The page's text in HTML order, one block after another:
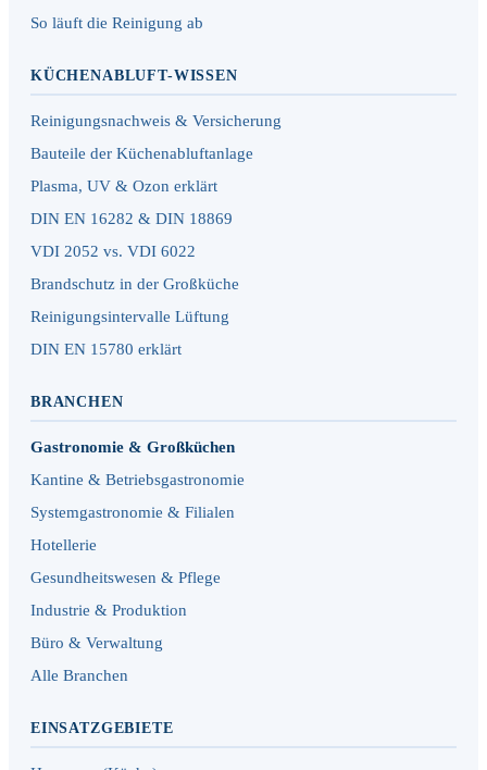
So läuft die Reinigung ab
KÜCHENABLUFT-WISSEN
Reinigungsnachweis & Versicherung
Bauteile der Küchenabluftanlage
Plasma, UV & Ozon erklärt
DIN EN 16282 & DIN 18869
VDI 2052 vs. VDI 6022
Brandschutz in der Großküche
Reinigungsintervalle Lüftung
DIN EN 15780 erklärt
BRANCHEN
Gastronomie & Großküchen
Kantine & Betriebsgastronomie
Systemgastronomie & Filialen
Hotellerie
Gesundheitswesen & Pflege
Industrie & Produktion
Büro & Verwaltung
Alle Branchen
EINSATZGEBIETE